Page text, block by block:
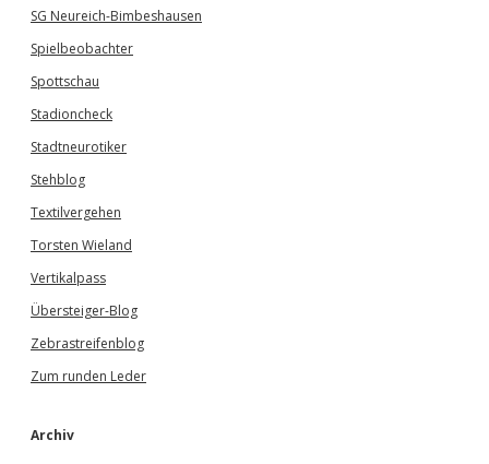
SG Neureich-Bimbeshausen
Spielbeobachter
Spottschau
Stadioncheck
Stadtneurotiker
Stehblog
Textilvergehen
Torsten Wieland
Vertikalpass
Übersteiger-Blog
Zebrastreifenblog
Zum runden Leder
Archiv